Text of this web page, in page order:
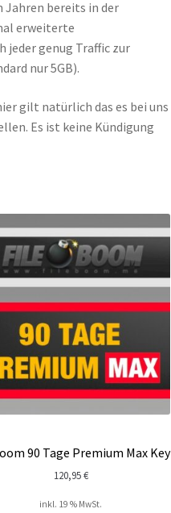
Jahren bereits in der
erweiterte
jeder genug Traffic zur
nur 5GB).
gilt natürlich das es bei uns
Es ist keine Kündigung
90 Tage Premium Max Key
120,95€
inkl. 19 % MwSt.